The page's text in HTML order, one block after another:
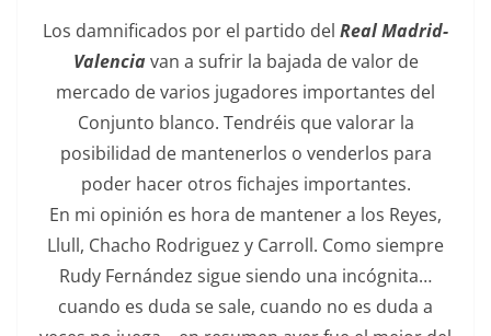
Los damnificados por el partido del Real Madrid-
Valenciavan a sufrir la bajada de valor de
mercado de varios jugadores importantes del
Conjunto blanco. Tendréis que valorar la
posibilidad de mantenerlos o venderlos para
poder hacer otros fichajes importantes.
En mi opinión es hora de mantener a los Reyes,
Llull, Chacho Rodriguez y Carroll. Como siempre
Rudy Fernández sigue siendo una incógnita…
cuando es duda se sale, cuando no es duda a